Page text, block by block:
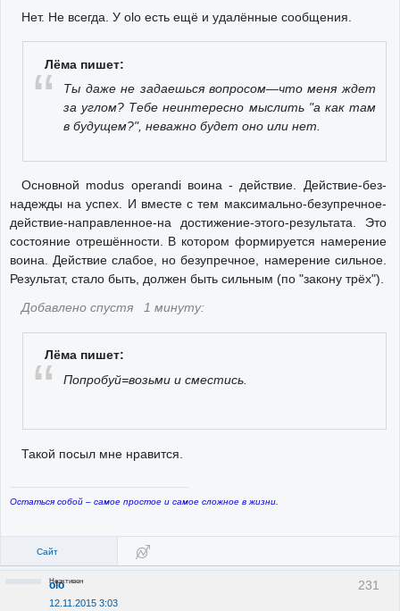
Нет. Не всегда. У olo есть ещё и удалённые сообщения.
Лёма пишет:
Ты даже не задаешься вопросом—что меня ждет
за углом? Тебе неинтересно мыслить "а как там
в будущем?", неважно будет оно или нет.
Основной modus operandi воина - действие. Действие-без-
надежды на успех. И вместе с тем максимально-безупречное-
действие-направленное-на достижение-этого-результата. Это
состояние отрешённости. В котором формируется намерение
воина. Действие слабое, но безупречное, намерение сильное.
Результат, стало быть, должен быть сильным (по "закону трёх").
Добавлено спустя 1 минуту:
Лёма пишет:
Попробуй=возьми и сместись.
Такой посыл мне нравится.
Остаться собой – самое простое и самое сложное в жизни.
Сайт
231
olo
12.11.2015 3:03
Неактивен